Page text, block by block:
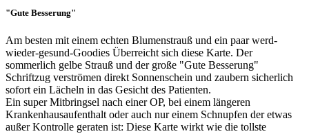
"Gute Besserung"
Am besten mit einem echten Blumenstrauß und ein paar werd-
wieder-gesund-Goodies Überreicht sich diese Karte. Der
sommerlich gelbe Strauß und der große "Gute Besserung"
Schriftzug verströmen direkt Sonnenschein und zaubern sicherlich
sofort ein Lächeln in das Gesicht des Patienten.
Ein super Mitbringsel nach einer OP, bei einem längeren
Krankenhausaufenthalt oder auch nur einem Schnupfen der etwas
außer Kontrolle geraten ist: Diese Karte wirkt wie die tollste